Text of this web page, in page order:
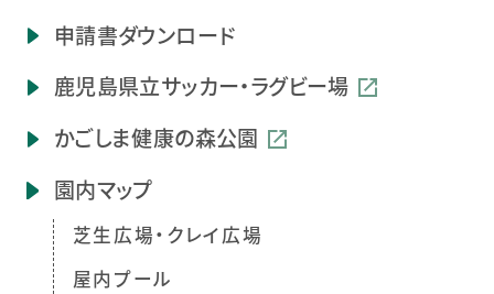
申請書ダウンロード
鹿児島県立サッカー・ラグビー場
かごしま健康の森公園
園内マップ
芝生広場・クレイ広場
屋内プール